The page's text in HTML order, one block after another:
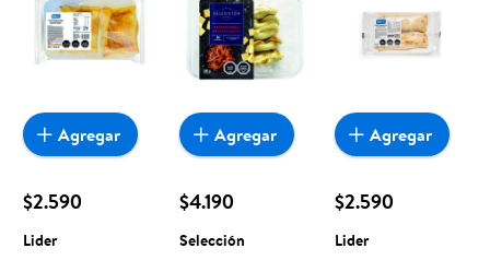
$2.590
Lider
Agregar
$4.190
Selección
Agregar
$2.590
Lider
Agregar